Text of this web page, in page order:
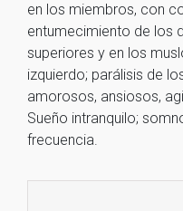
en los miembros, con
entumecimiento de los
superiores y en los
izquierdo; parálisis de
amorosos, ansiosos,
Sueño intranquilo;
frecuencia.